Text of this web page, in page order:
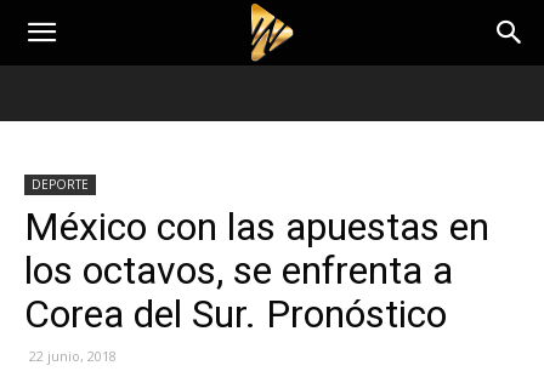
DEPORTE
México con las apuestas en
los octavos, se enfrenta a
Corea del Sur. Pronóstico
22 junio, 2018